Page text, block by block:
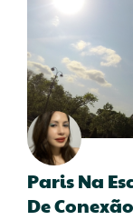
Paris Na
De